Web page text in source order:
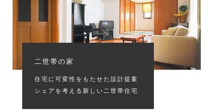
二世帯の家
住宅に可変性をもたせた設計提案
シェアを考える新しい二世帯住宅